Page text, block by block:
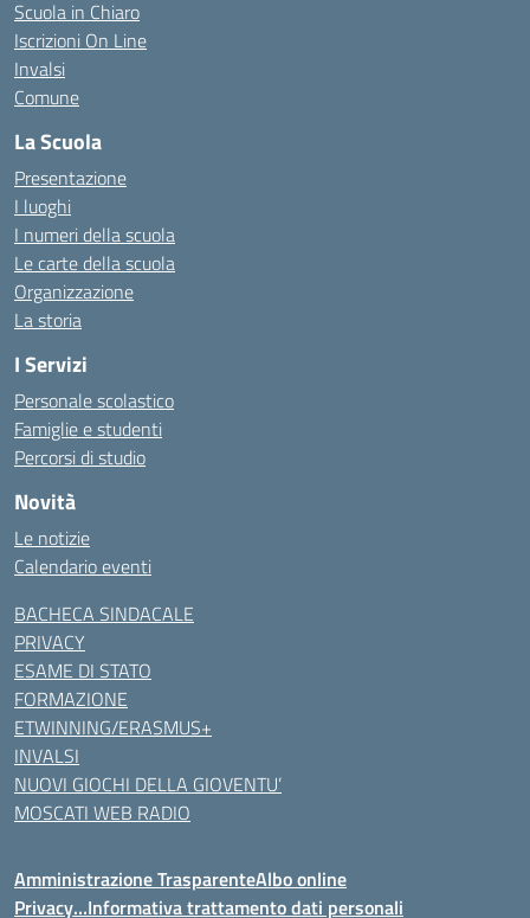
Scuola in Chiaro
Iscrizioni On Line
Invalsi
Comune
La Scuola
Presentazione
I luoghi
I numeri della scuola
Le carte della scuola
Organizzazione
La storia
I Servizi
Personale scolastico
Famiglie e studenti
Percorsi di studio
Novità
Le notizie
Calendario eventi
BACHECA SINDACALE
PRIVACY
ESAME DI STATO
FORMAZIONE
ETWINNING/ERASMUS+
INVALSI
NUOVI GIOCHI DELLA GIOVENTU’
MOSCATI WEB RADIO
Amministrazione TrasparenteAlbo online
Privacy…Informativa trattamento dati personali